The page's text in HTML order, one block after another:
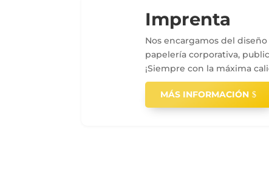
Imprenta
Nos encargamos del
papelería corporativa,
¡Siempre con la máxima
MÁS INFORMACIÓN